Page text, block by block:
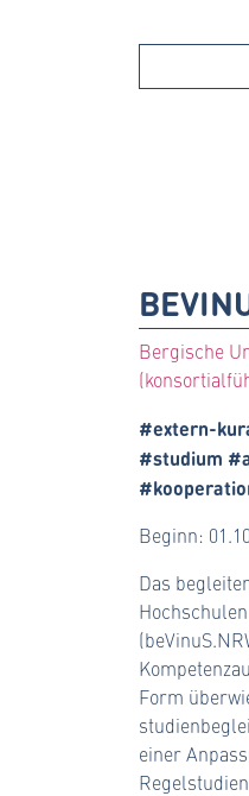
Bergische
#extern-
#studium
Beginn:
Das
Form
einer